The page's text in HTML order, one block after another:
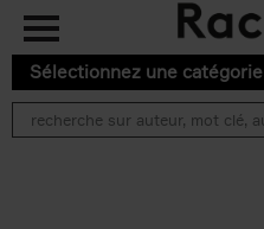
Aller au contenu principal
Sélectionnez une catégorie